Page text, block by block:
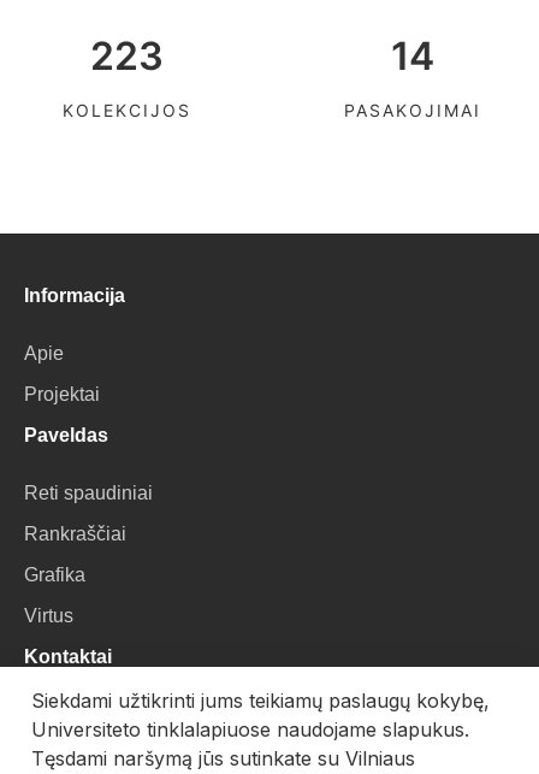
223
KOLEKCIJOS
14
PASAKOJIMAI
Informacija
Apie
Projektai
Paveldas
Reti spaudiniai
Rankraščiai
Grafika
Virtus
Kontaktai
VU Biblioteka
Universiteto g. 3, LT-01122, Vilnius
Siekdami užtikrinti jums teikiamų paslaugų kokybę,
Universiteto tinklalapiuose naudojame slapukus.
Tęsdami naršymą jūs sutinkate su Vilniaus